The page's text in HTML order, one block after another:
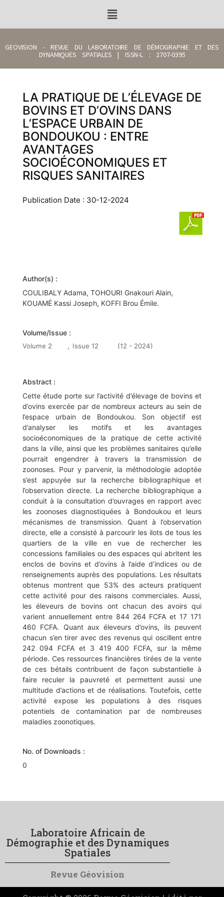
GEOVISION - REVUE DU LABORATOIRE DE DÉMOGRAPHIE ET DES
DYNAMIQUES SPATIALES | ISSN-L : 2707-0395
LA PRATIQUE DE L’ÉLEVAGE DE
BOVINS ET D’OVINS DANS
L’ESPACE URBAIN DE
BONDOUKOU : ENTRE
AVANTAGES
SOCIOÉCONOMIQUES ET
RISQUES SANITAIRES
Publication Date : 30-12-2024
Author(s) :
COULIBALY Adama, TOHOURI Gnakouri Alain,
KOUAMÉ Kassi Joseph, KOFFI Brou Émile.
Volume/Issue :
Volume 2 , Issue 12 (12 - 2024)
Abstract :
Cette étude porte sur l’activité d’élevage de bovins et
d’ovins exercée par de nombreux acteurs au sein de
l’espace urbain de Bondoukou. Son objectif est
d’analyser les motifs et les avantages
socioéconomiques de la pratique de cette activité
dans la ville, ainsi que les problèmes sanitaires qu’elle
pourrait engendrer à travers la transmission de
zoonoses. Pour y parvenir, la méthodologie adoptée
s’est appuyée sur la recherche bibliographique et
l’observation directe. La recherche bibliographique a
conduit à la consultation d’ouvrages en rapport avec
les zoonoses diagnostiquées à Bondoukou et leurs
mécanismes de transmission. Quant à l’observation
directe, elle a consisté à parcourir les ilots de tous les
quartiers de la ville en vue de rechercher les
concessions familiales ou des espaces qui abritent les
enclos de bovins et d’ovins à l’aide d’indices ou de
renseignements auprès des populations. Les résultats
obtenus montrent que 53% des acteurs pratiquent
cette activité pour des raisons commerciales. Aussi,
les éleveurs de bovins ont chacun des avoirs qui
varient annuellement entre 844 264 FCFA et 17 171
460 FCFA. Quant aux éleveurs d’ovins, ils peuvent
chacun s’en tirer avec des revenus qui oscillent entre
242 094 FCFA et 3 419 400 FCFA, sur la même
période. Ces ressources financières tirées de la vente
de ces bétails contribuent de façon substantielle à
faire reculer la pauvreté et permettent aussi une
multitude d’actions et de réalisations. Toutefois, cette
activité expose les populations à des risques
potentiels de contamination par de nombreuses
maladies zoonotiques.
No. of Downloads :
0
Laboratoire Africain de
Démographie et des Dynamiques
Spatiales
Revue Géovision